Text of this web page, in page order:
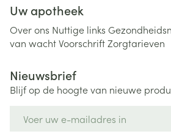
Uw apotheek
Over ons Nuttige links
van wachtVoorschriftZorgtarieven
Nieuwsbrief
Blijf op de hoogte van nieuwe